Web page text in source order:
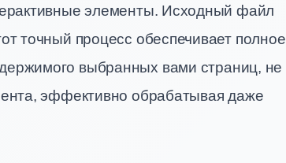
элементы. Исходный файл
точный процесс обеспечивает полное
выбранных вами страниц, не
эффективно обрабатывая даже